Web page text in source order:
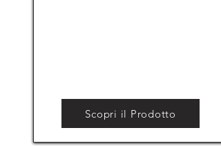
Scopri il Prodotto